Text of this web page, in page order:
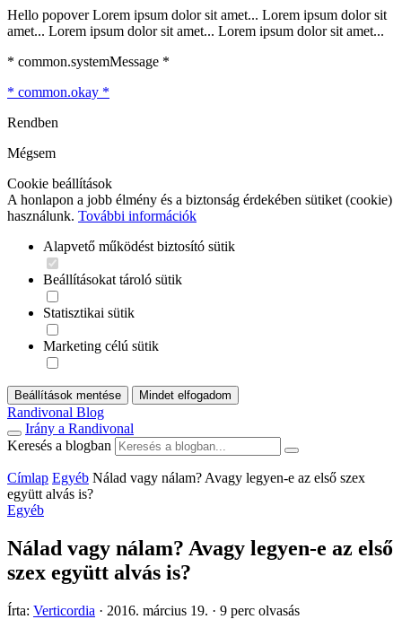
Hello popover Lorem ipsum dolor sit amet... Lorem ipsum dolor sit
amet... Lorem ipsum dolor sit amet... Lorem ipsum dolor sit amet...
* common.systemMessage *
* common.okay *
Rendben
Mégsem
Cookie beállítások
A honlapon a jobb élmény és a biztonság érdekében sütiket (cookie)
használunk. További információk
Alapvető működést biztosító sütik
Beállításokat tároló sütik
Statisztikai sütik
Marketing célú sütik
Beállítások mentése Mindet elfogadom
Randivonal Blog
Irány a Randivonal
Keresés a blogban
Címlap Egyéb Nálad vagy nálam? Avagy legyen-e az első szex
együtt alvás is?
Egyéb
Nálad vagy nálam? Avagy legyen-e az első
szex együtt alvás is?
Írta: Verticordia · 2016. március 19. · 9 perc olvasás